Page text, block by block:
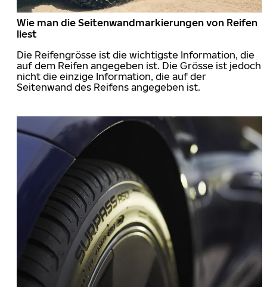
Wie man die Seitenwandmarkierungen von Reifen
liest
Die Reifengrösse ist die wichtigste Information, die
auf dem Reifen angegeben ist. Die Grösse ist jedoch
nicht die einzige Information, die auf der
Seitenwand des Reifens angegeben ist.